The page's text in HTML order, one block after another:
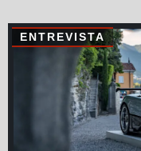
ENTREVISTA